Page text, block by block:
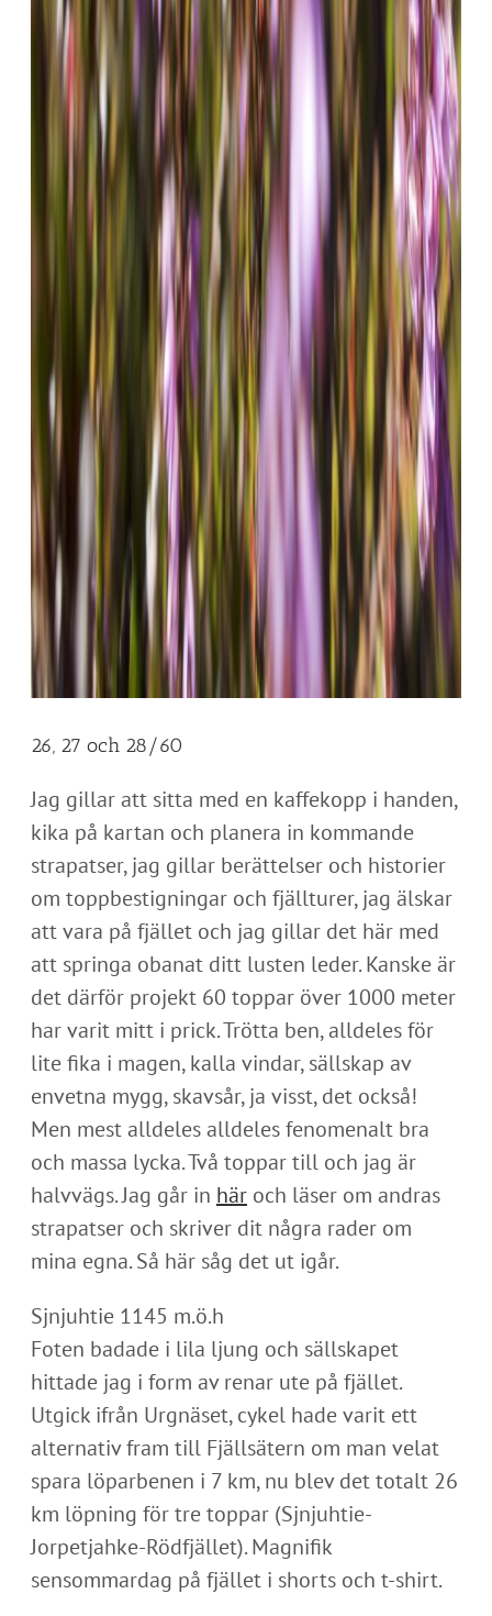
26, 27 och 28/60
Jag gillar att sitta med en kaffekopp i handen,
kika på kartan och planera in kommande
strapatser, jag gillar berättelser och historier
om toppbestigningar och fjällturer, jag älskar
att vara på fjället och jag gillar det här med
att springa obanat ditt lusten leder. Kanske är
det därför projekt 60 toppar över 1000 meter
har varit mitt i prick. Trötta ben, alldeles för
lite fika i magen, kalla vindar, sällskap av
envetna mygg, skavsår, ja visst, det också!
Men mest alldeles alldeles fenomenalt bra
och massa lycka. Två toppar till och jag är
halvvägs. Jag går in här och läser om andras
strapatser och skriver dit några rader om
mina egna. Så här såg det ut igår.
Sjnjuhtie 1145 m.ö.h
Foten badade i lila ljung och sällskapet
hittade jag i form av renar ute på fjället.
Utgick ifrån Urgnäset, cykel hade varit ett
alternativ fram till Fjällsätern om man velat
spara löparbenen i 7 km, nu blev det totalt 26
km löpning för tre toppar (Sjnjuhtie-
Jorpetjahke-Rödfjället). Magnifik
sensommardag på fjället i shorts och t-shirt.